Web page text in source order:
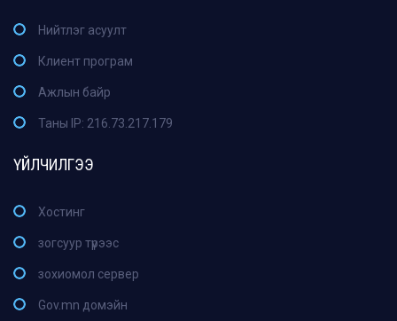
Нийтлэг асуулт
Клиент програм
Ажлын байр
Таны IP: 216.73.217.179
ҮЙЛЧИЛГЭЭ
Хостинг
зогсуур түрээс
зохиомол сервер
Gov.mn домэйн